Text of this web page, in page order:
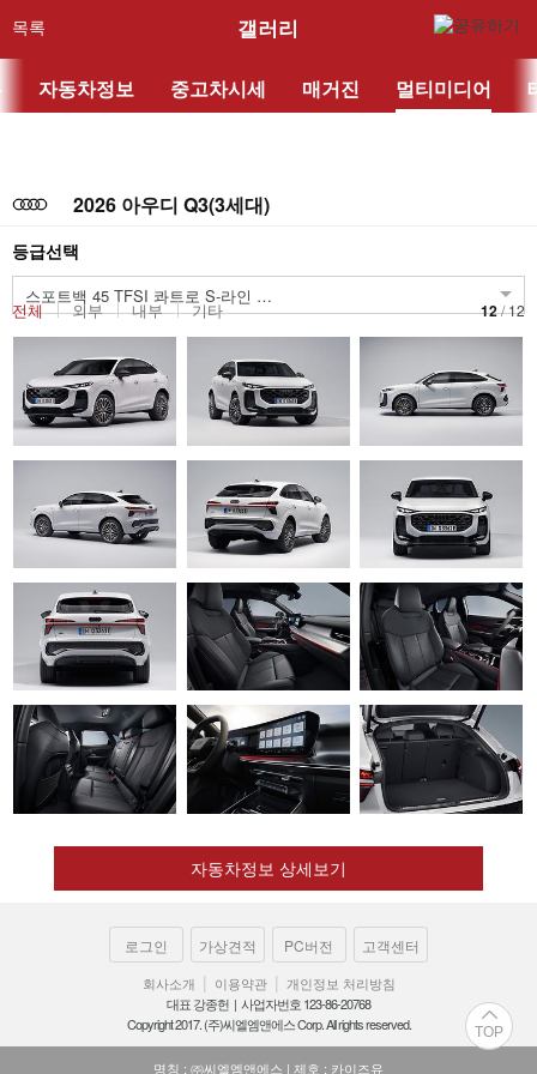
자동차정보 중고차시세 매거진 멀티미디어
목록 갤러리
2026 아우디 Q3(3세대)
등급선택
스포트백 45 TFSI 콰트로 S-라인
전체 외부 내부 기타 12/12
자동차정보 상세보기
로그인 가상견적 PC버전 고객센터
회사소개 | 이용약관 | 개인정보 처리방침
대표 강종헌 | 사업자번호 123-86-20768
Copyright 2017. (주)씨엘엠앤에스 Corp. All rights reserved.
명칭 : ㈜씨엘엠앤에스 | 제호 : 카이즈유
TOP